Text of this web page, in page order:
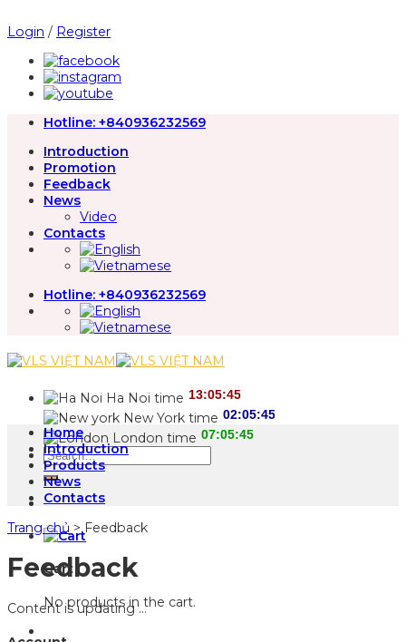
to
Login / Register
Hotline: +840936232569
Introduction
Promotion
Feedback
News
Video
Contacts
Hotline: +840936232569
Ha Noi time
New York time
London time
Search
for:
Cart
No products in the cart.
Home
Introduction
Products
News
Contacts
Trang chủ > Feedback
Feedback
Content is updating …